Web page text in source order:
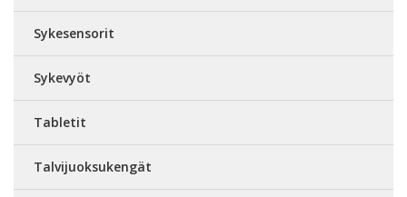
Sykesensorit
Sykevyöt
Tabletit
Talvijuoksukengät